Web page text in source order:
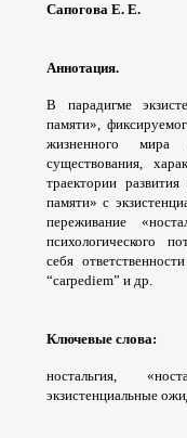
Сапогова Е. Е.
Аннотация.
В парадигме
памяти»,
жизненного мира
существования,
траектории
памяти» с
переживание
психологического
себя
“carpediem” и др.
Ключевые слова:
ностальгия,
экзистенциальные ожи